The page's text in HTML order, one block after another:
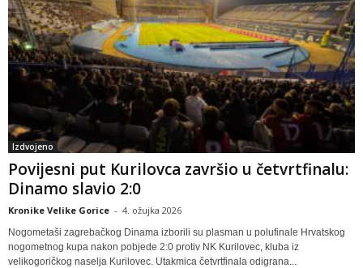
Izdvojeno
Povijesni put Kurilovca završio u četvrtfinalu:
Dinamo slavio 2:0
Kronike Velike Gorice - 4. ožujka 2026
Nogometaši zagrebačkog Dinama izborili su plasman u polufinale Hrvatskog
nogometnog kupa nakon pobjede 2:0 protiv NK Kurilovec, kluba iz
velikogoričkog naselja Kurilovec. Utakmica četvrtfinala odigrana...